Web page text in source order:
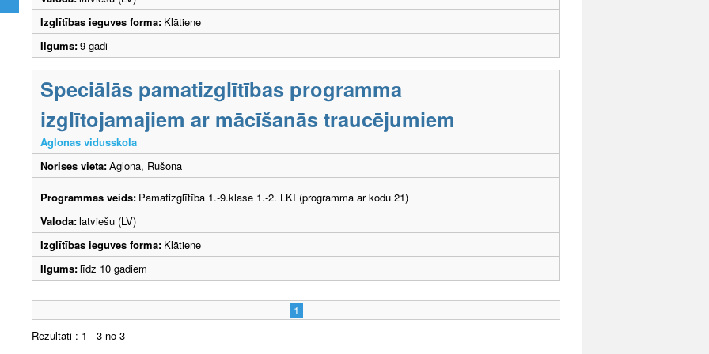
Izglītības ieguves forma: Klātiene
Ilgums:9 gadi
Speciālās pamatizglītības programma
izglītojamajiem ar mācīšanās traucējumiem
Aglonas vidusskola
Norises vieta:Aglona, Rušona
Programmas veids: Pamatizglītība 1.-9.klase 1.-2. LKI (programma ar kodu 21)
Valoda:latviešu (LV)
Izglītības ieguves forma: Klātiene
Ilgums:līdz 10 gadiem
1
Rezultāti : 1 - 3 no 3